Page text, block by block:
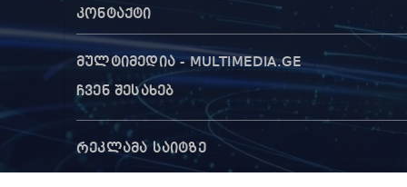
კონტაქტი
მულტიმედია - MULTIMEDIA.GE
ჩვენ შესახებ
რეკლამა საიტზე